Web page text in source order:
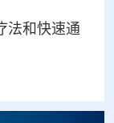
法和快速通